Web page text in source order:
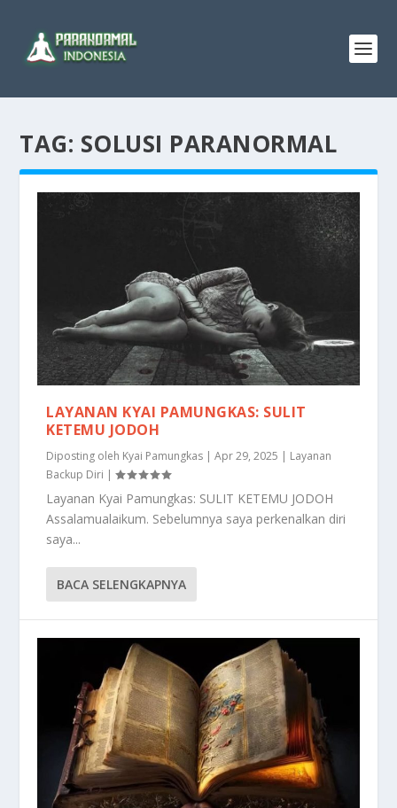
TAG: SOLUSI PARANORMAL
LAYANAN KYAI PAMUNGKAS: SULIT
KETEMU JODOH
Diposting oleh Kyai Pamungkas |Apr 29, 2025 | Layanan
Backup Diri |
Layanan Kyai Pamungkas: SULIT KETEMU JODOH
Assalamualaikum. Sebelumnya saya perkenalkan diri
saya...
BACA SELENGKAPNYA